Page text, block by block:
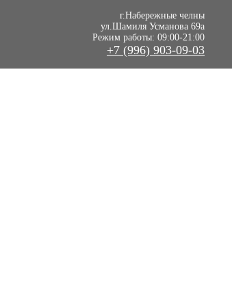
г.Набережные челны
ул.Шамиля Усманова 69а
Режим работы: 09:00-21:00
+7 (996) 903-09-03